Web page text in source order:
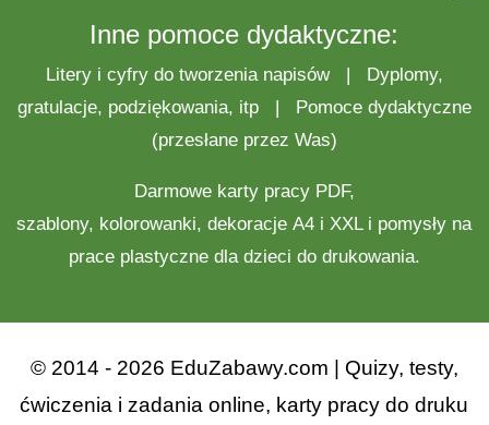
Inne pomoce dydaktyczne:
Litery i cyfry do tworzenia napisów| Dyplomy,
gratulacje, podziękowania, itp| Pomoce dydaktyczne
(przesłane przez Was)
Darmowe karty pracyPDF,
szablony, kolorowanki,dekoracje A4 i XXL i pomysły na
prace plastycznedla dzieci do drukowania.
© 2014 - 2026 EduZabawy.com | Quizy, testy,
ćwiczenia i zadania online, karty pracy do druku